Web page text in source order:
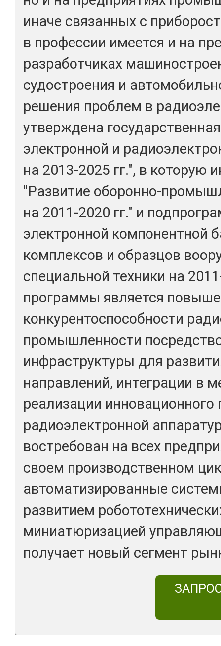
иначе связанных с
в профессии имеется и на
разработчиках
судостроения и
решения проблем в
утверждена
электронной и
на 2013-2025 гг.", в которую
"Развитие оборонно-
на 2011-2020 гг." и
электронной компонентной
комплексов и образцов
специальной техники на
программы является
конкурентоспособности
промышленности
инфраструктуры для
направлений, интеграции в
реализации
радиоэлектронной
востребован на всех
своем производственном
автоматизированные
развитием
миниатюризацией
получает новый сегмент